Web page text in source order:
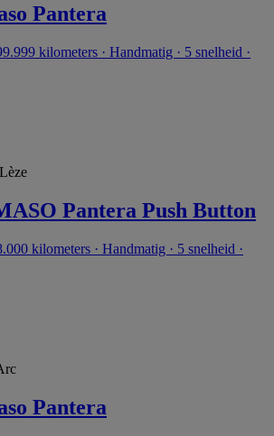
Pantera
kilometers · Handmatig · 5 snelheid ·
Pantera Push Button
kilometers · Handmatig · 5 snelheid ·
Pantera